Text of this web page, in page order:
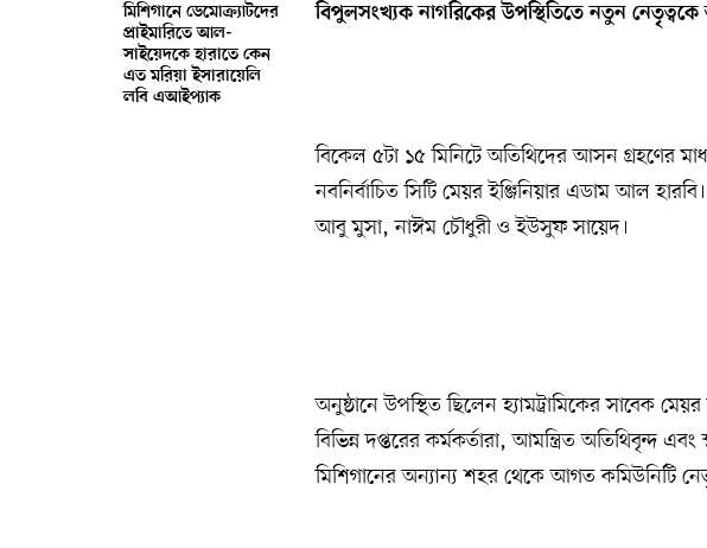
মিশিগানে ডেমোক্র্যাটদের
প্রাইমারিতে আল-
সাইয়েদকে হারাতে কেন
এত মরিয়া ইসারায়েলি
লবি এআইপ্যাক
বিপুলসংখ্যক নাগরিকের উপস্থিতিতে নতুন
বিকেল ৫টা ১৫ মিনিটে অতিথিদের আসন গ্রহণের
নবনির্বাচিত সিটি মেয়র ইঞ্জিনিয়ার এডাম আল
আবু মুসা, নাঈম চৌধুরী ও ইউসুফ সায়েদ।
অনুষ্ঠানে উপস্থিত ছিলেন হ্যামট্রামিকের সাবেক
বিভিন্ন দপ্তরের কর্মকর্তারা, আমন্ত্রিত অতিথিবৃন্দ
মিশিগানের অন্যান্য শহর থেকে আগত কমিউনিটি